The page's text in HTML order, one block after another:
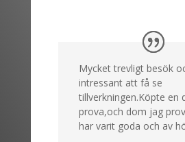
Mycket trevligt besök
intressant att få se
tillverkningen.Köpte en
prova,och dom jag
har varit goda och av